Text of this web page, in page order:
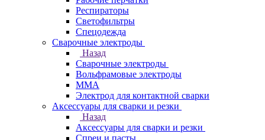
Респираторы
Светофильтры
Спецодежда
Сварочные электроды
Назад
Сварочные электроды
Вольфрамовые электроды
ММА
Электрод для контактной сварки
Аксессуары для сварки и резки
Назад
Аксессуары для сварки и резки
Спреи и пасты